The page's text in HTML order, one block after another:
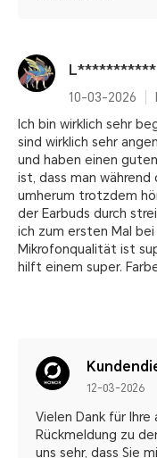
L***********
10-03-2026
Ich bin wirklich sehr
sind wirklich sehr
und haben einen
ist, dass man während
umherum trotzdem
der Earbuds durch
ich zum ersten Mal
Mikrofonqualität ist
hilft einem super.
12-03-2026
Vielen Dank für
Rückmeldung zu
uns sehr, dass Sie